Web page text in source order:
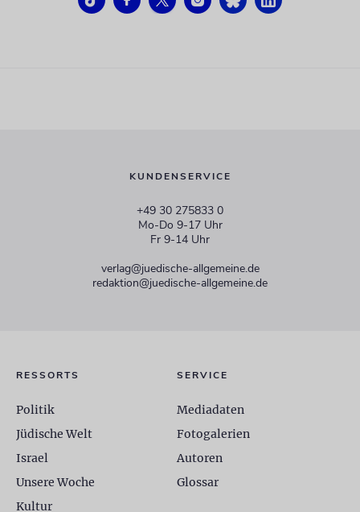
KUNDENSERVICE
+49 30 275833 0
Mo-Do 9-17 Uhr
Fr 9-14 Uhr
verlag@juedische-allgemeine.de
redaktion@juedische-allgemeine.de
RESSORTS
Politik
Jüdische Welt
Israel
Unsere Woche
Kultur
SERVICE
Mediadaten
Fotogalerien
Autoren
Glossar